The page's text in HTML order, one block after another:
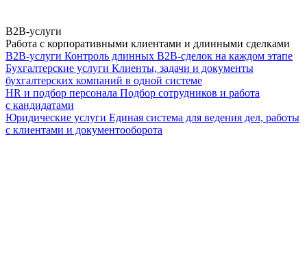
B2B-услуги
Работа с корпоративными клиентами и длинными сделками
B2B-услуги Контроль длинных B2B-сделок на каждом этапе
Бухгалтерские услуги Клиенты, задачи и документы
бухгалтерских компаний в одной системе
HR и подбор персонала Подбор сотрудников и работа
с кандидатами
Юридические услуги Единая система для ведения дел, работы
с клиентами и документооборота